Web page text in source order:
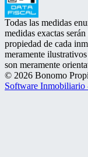
Todas las medidas
medidas exactas
propiedad de cada
meramente
son meramente
© 2026 Bonomo
Software